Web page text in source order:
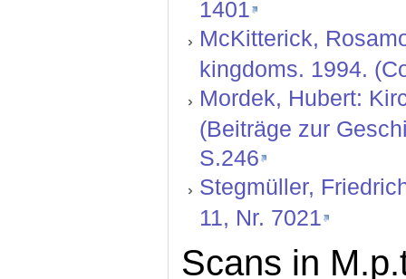
1401
McKitterick,
kingdoms. 1994.
Mordek, Hubert:
(Beiträge zur
S.246
Stegmüller,
11, Nr. 7021
Scans in